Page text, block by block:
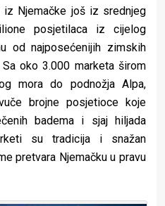
iz Njemačke još iz srednjeg
posjetilaca iz cijelog
od najposećenijih zimskih
oko 3.000 marketa širom
mora do podnožja Alpa,
brojne posjetioce koje
badema i sjaj hiljada
su tradicija i snažan
pretvara Njemačku u pravu